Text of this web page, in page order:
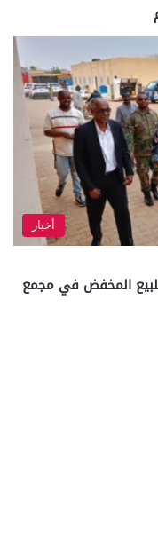
أخبار
المخفض في مجمع